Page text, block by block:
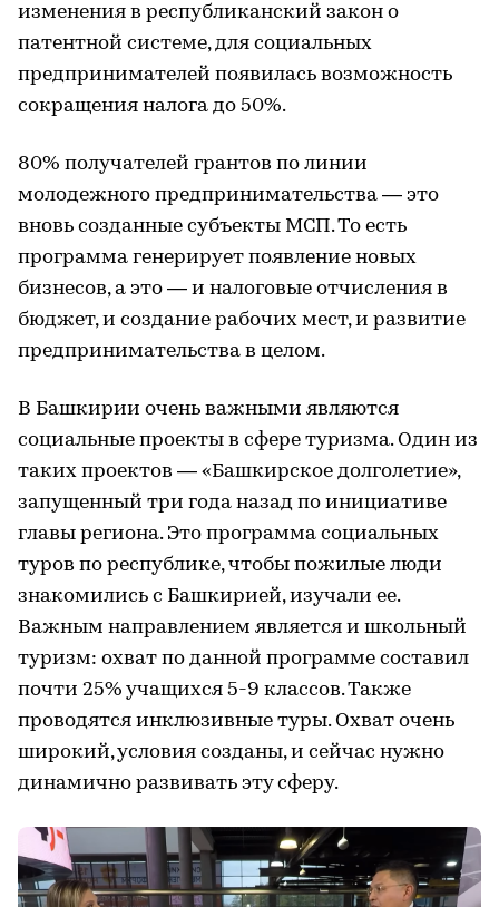
изменения в республиканский закон о
патентной системе, для социальных
предпринимателей появилась возможность
сокращения налога до 50%.
80% получателей грантов по линии
молодежного предпринимательства — это
вновь созданные субъекты МСП. То есть
программа генерирует появление новых
бизнесов, а это — и налоговые отчисления в
бюджет, и создание рабочих мест, и развитие
предпринимательства в целом.
В Башкирии очень важными являются
социальные проекты в сфере туризма. Один из
таких проектов — «Башкирское долголетие»,
запущенный три года назад по инициативе
главы региона. Это программа социальных
туров по республике, чтобы пожилые люди
знакомились с Башкирией, изучали ее.
Важным направлением является и школьный
туризм: охват по данной программе составил
почти 25% учащихся 5-9 классов. Также
проводятся инклюзивные туры. Охват очень
широкий, условия созданы, и сейчас нужно
динамично развивать эту сферу.